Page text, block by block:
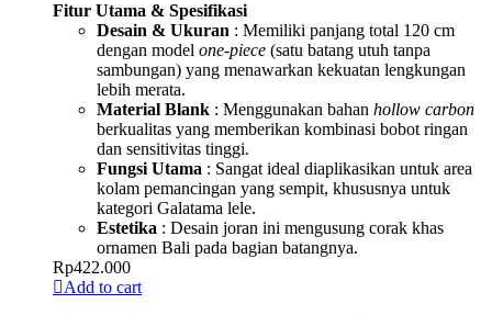
Fitur Utama & Spesifikasi
Desain & Ukuran : Memiliki panjang total 120 cm
dengan model one-piece (satu batang utuh tanpa
sambungan) yang menawarkan kekuatan lengkungan
lebih merata.
Material Blank : Menggunakan bahan hollow carbon
berkualitas yang memberikan kombinasi bobot ringan
dan sensitivitas tinggi.
Fungsi Utama : Sangat ideal diaplikasikan untuk area
kolam pemancingan yang sempit, khususnya untuk
kategori Galatama lele.
Estetika : Desain joran ini mengusung corak khas
ornamen Bali pada bagian batangnya.
Rp422.000
Add to cart